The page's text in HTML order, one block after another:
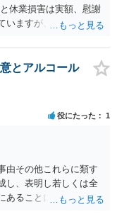
休業損害は実額、慰謝
いますが、全治１０日
そらく高い確率で費用
る可能性が高いものと
に刑事手続が終了して
きないケースが多い
あっても加害者の身
害弁償を受けておくこ
く必要があります。
とアルコール
役にたった 1
由その他これらに類す
し、表明し若しくは全
あることに乗じて、性